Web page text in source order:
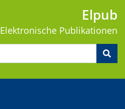
Elpub
Elektronische Publikationen